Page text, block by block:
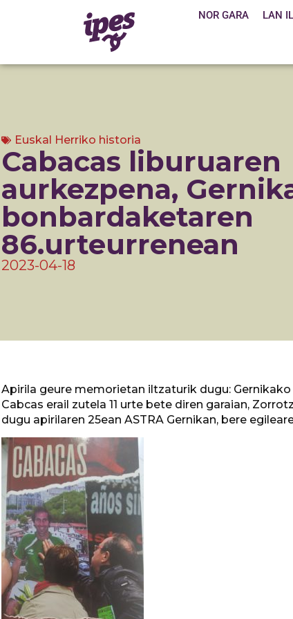
NOR GARA LAN
Euskal Herriko historia
Cabacas liburuaren
aurkezpena,
bonbardaketaren
86.urteurrenean
2023-04-18
Apirila geure memorietan iltzaturik dugu:
Cabcas erail zutela 11 urte bete diren garaian,
dugu apirilaren 25ean ASTRA Gernikan, bere